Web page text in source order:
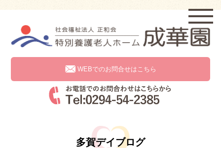
WEBでのお問合せはこちら
多賀デイブログ